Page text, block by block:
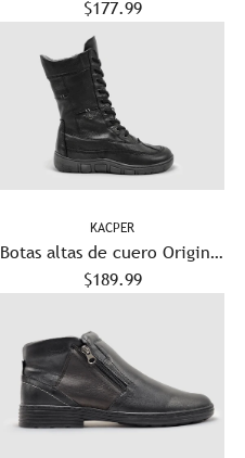
para hombre - Negro/Negro
$177.99
KACPER
Botas altas de cuero Original
para mujer - Negro
$189.99